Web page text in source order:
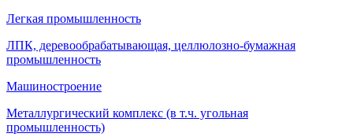
Легкая промышленность
ЛПК, деревообрабатывающая, целлюлозно-бумажная
промышленность
Машиностроение
Металлургический комплекс (в т.ч. угольная
промышленность)